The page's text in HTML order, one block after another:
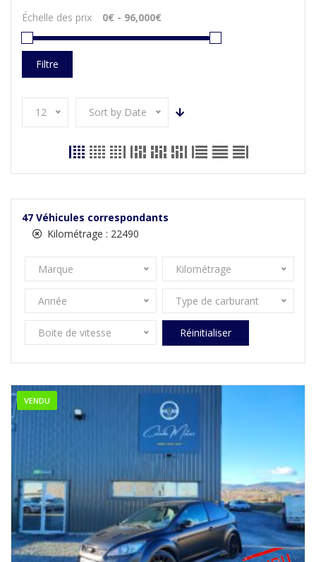
Échelle des prix
Filtre
12 Sort by Date
47 Véhicules correspondants
Kilométrage : 22490
Marque Kilométrage
Année Type de carburant
Boite de vitesse Réinitialiser
VENDU